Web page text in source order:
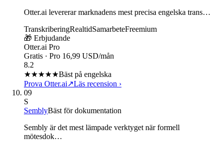
Otter.ai levererar marknadens mest precisa engelska trans…
TranskriberingRealtidSamarbeteFreemium
🎁 Erbjudande
Otter.ai Pro
Gratis · Pro 16,99 USD/mån
8.2
★★★★★Bäst på engelska
Prova Otter.ai↗Läs recension ›
09
S
SemblyBäst för dokumentation
Sembly är det mest lämpade verktyget när formell
mötesdok…